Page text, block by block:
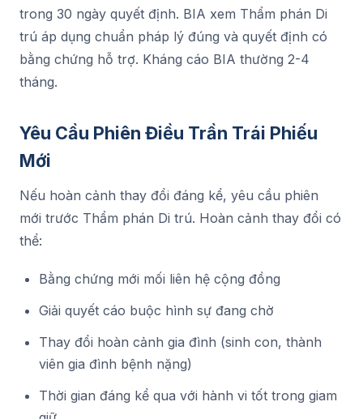
trong 30 ngày quyết định. BIA xem Thẩm phán Di
trú áp dụng chuẩn pháp lý đúng và quyết định có
bằng chứng hỗ trợ. Kháng cáo BIA thường 2-4
tháng.
Yêu Cầu Phiên Điều Trần Trái Phiếu
Mới
Nếu hoàn cảnh thay đổi đáng kể, yêu cầu phiên
mới trước Thẩm phán Di trú. Hoàn cảnh thay đổi có
thể:
Bằng chứng mới mối liên hệ cộng đồng
Giải quyết cáo buộc hình sự đang chờ
Thay đổi hoàn cảnh gia đình (sinh con, thành
viên gia đình bệnh nặng)
Thời gian đáng kể qua với hành vi tốt trong giam